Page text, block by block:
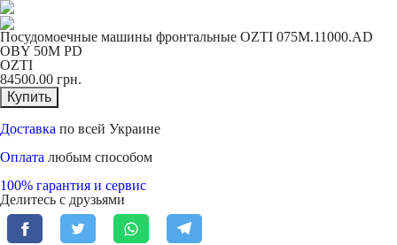
Посудомоечные машины фронтальные OZTI 075M.11000.AD
OBY 50M PD
OZTI
84500.00 грн.
Купить
Доставка по всей Украине
Оплата любым способом
100% гарантия и сервис
Делитесь с друзьями